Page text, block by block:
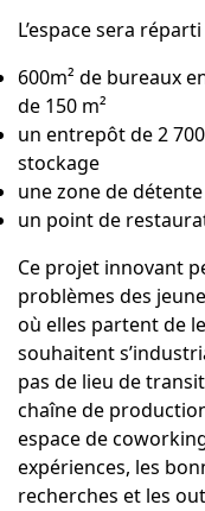
L’espace sera
600m² de bureaux
de 150 m²
un entrepôt de 2
stockage
une zone de détente
un point de
Ce projet innovant
problèmes des
où elles partent de
souhaitent
pas de lieu de
chaîne de
espace de
expériences, les
recherches et les